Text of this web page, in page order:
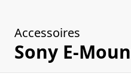
Accessoires
Sony E-